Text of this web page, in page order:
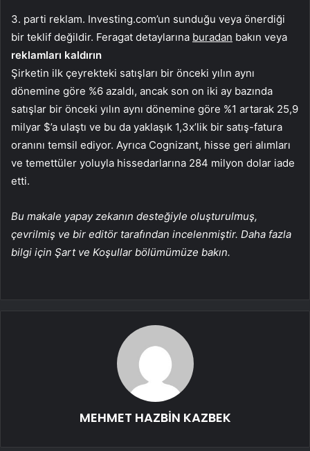
3. parti reklam. Investing.com’un sunduğu veya önerdiği
bir teklif değildir. Feragat detaylarına buradan bakın veya
reklamları kaldırın
Şirketin ilk çeyrekteki satışları bir önceki yılın aynı
dönemine göre %6 azaldı, ancak son on iki ay bazında
satışlar bir önceki yılın aynı dönemine göre %1 artarak 25,9
milyar $’a ulaştı ve bu da yaklaşık 1,3x’lik bir satış-fatura
oranını temsil ediyor. Ayrıca Cognizant, hisse geri alımları
ve temettüler yoluyla hissedarlarına 284 milyon dolar iade
etti.
Bu makale yapay zekanın desteğiyle oluşturulmuş,
çevrilmiş ve bir editör tarafından incelenmiştir. Daha fazla
bilgi için Şart ve Koşullar bölümümüze bakın.
MEHMET HAZBİN KAZBEK